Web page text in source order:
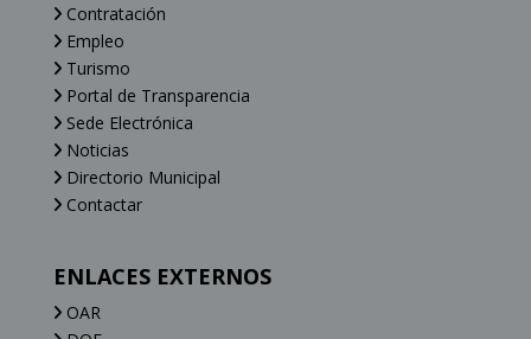
Contratación
Empleo
Turismo
Portal de Transparencia
Sede Electrónica
Noticias
Directorio Municipal
Contactar
ENLACES EXTERNOS
OAR